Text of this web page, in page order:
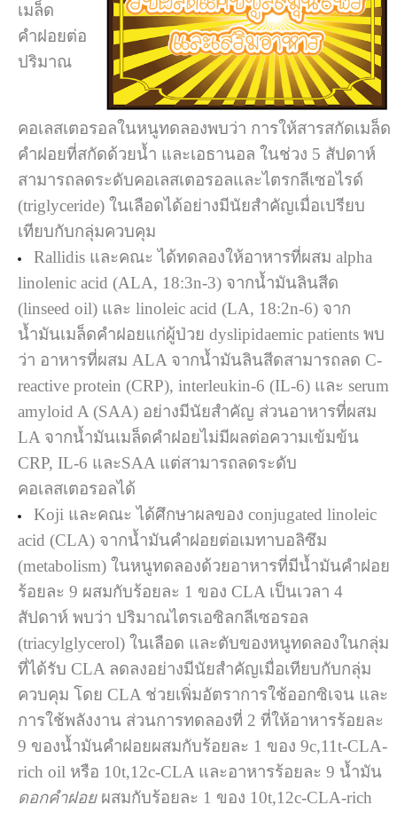
เมล็ด
คำฝอยต่อ
ปริมาณ
คอเลสเตอรอลในหนูทดลองพบว่า การให้สารสกัดเมล็ด
คำฝอยที่สกัดด้วยน้ำ และเอธานอล ในช่วง 5 สัปดาห์
สามารถลดระดับคอเลสเตอรอลและไตรกลีเซอไรด์
(triglyceride) ในเลือดได้อย่างมีนัยสำคัญเมื่อเปรียบ
เทียบกับกลุ่มควบคุม
Rallidis และคณะ ได้ทดลองให้อาหารที่ผสม alpha
linolenic acid (ALA, 18:3n-3) จากน้ำมันลินสีด
(linseed oil) และ linoleic acid (LA, 18:2n-6) จาก
น้ำมันเมล็ดคำฝอยแก่ผู้ป่วย dyslipidaemic patients พบ
ว่า อาหารที่ผสม ALA จากน้ำมันลินสีดสามารถลด C-
reactive protein (CRP), interleukin-6 (IL-6) และ serum
amyloid A (SAA) อย่างมีนัยสำคัญ ส่วนอาหารที่ผสม
LA จากน้ำมันเมล็ดคำฝอยไม่มีผลต่อความเข้มข้น
CRP, IL-6 และSAA แต่สามารถลดระดับ
คอเลสเตอรอลได้
Koji และคณะ ได้ศึกษาผลของ conjugated linoleic
acid (CLA) จากน้ำมันคำฝอยต่อเมทาบอลิซึม
(metabolism) ในหนูทดลองด้วยอาหารที่มีน้ำมันคำฝอย
ร้อยละ 9 ผสมกับร้อยละ 1 ของ CLA เป็นเวลา 4
สัปดาห์ พบว่า ปริมาณไตรเอซิลกลีเซอรอล
(triacylglycerol) ในเลือด และตับของหนูทดลองในกลุ่ม
ที่ได้รับ CLA ลดลงอย่างมีนัยสำคัญเมื่อเทียบกับกลุ่ม
ควบคุม โดย CLA ช่วยเพิ่มอัตราการใช้ออกซิเจน และ
การใช้พลังงาน ส่วนการทดลองที่ 2 ที่ให้อาหารร้อยละ
9 ของน้ำมันคำฝอยผสมกับร้อยละ 1 ของ 9c,11t-CLA-
rich oil หรือ 10t,12c-CLA และอาหารร้อยละ 9 น้ำมัน
ดอกคำฝอยผสมกับร้อยละ 1 ของ 10t,12c-CLA-rich